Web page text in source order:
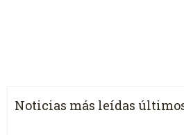
Noticias más leídas